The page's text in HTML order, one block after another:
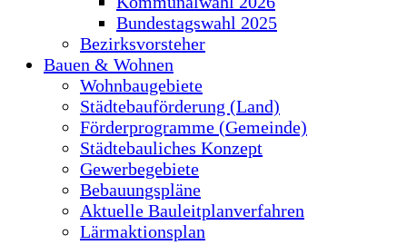
Bundestagswahl 2025
Bezirksvorsteher
Bauen & Wohnen
Wohnbaugebiete
Städtebauförderung (Land)
Förderprogramme (Gemeinde)
Städtebauliches Konzept
Gewerbegebiete
Bebauungspläne
Aktuelle Bauleitplanverfahren
Lärmaktionsplan